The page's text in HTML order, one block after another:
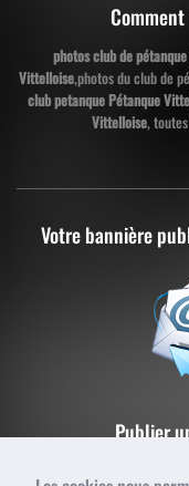
photos club de
Vittelloise,photos du club de
club petanque Pétanque
Vittelloise,
Votre bannière
Publier